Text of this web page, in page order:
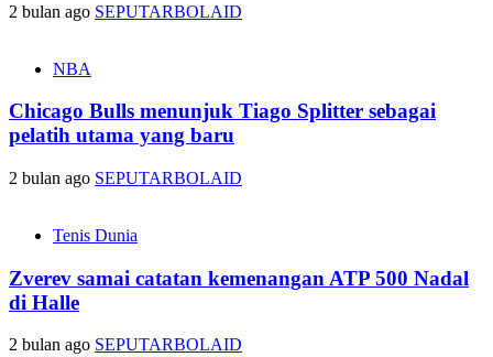
2 bulan ago SEPUTARBOLAID
NBA
Chicago Bulls menunjuk Tiago Splitter sebagai
pelatih utama yang baru
2 bulan ago SEPUTARBOLAID
Tenis Dunia
Zverev samai catatan kemenangan ATP 500 Nadal
di Halle
2 bulan ago SEPUTARBOLAID